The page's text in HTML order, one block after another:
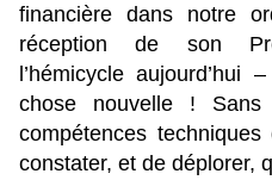
financière dans notre
réception de son
l’hémicycle
chose nouvelle !
compétences
constater, et de déplorer,